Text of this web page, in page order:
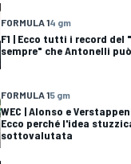
FORMULA 14 gm
F1 | Ecco tutti i record del
sempre" che Antonelli
FORMULA 15 gm
WEC | Alonso e
Ecco perché l'idea
sottovalutata